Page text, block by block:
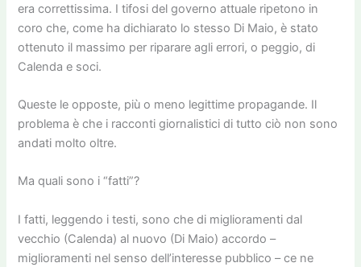
era correttissima. I tifosi del governo attuale ripetono in
coro che, come ha dichiarato lo stesso Di Maio, è stato
ottenuto il massimo per riparare agli errori, o peggio, di
Calenda e soci.
Queste le opposte, più o meno legittime propagande. Il
problema è che i racconti giornalistici di tutto ciò non sono
andati molto oltre.
Ma quali sono i “fatti”?
I fatti, leggendo i testi, sono che di miglioramenti dal
vecchio (Calenda) al nuovo (Di Maio) accordo –
miglioramenti nel senso dell’interesse pubblico – ce ne